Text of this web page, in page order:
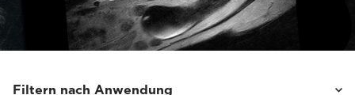
Filtern nach Anwendung